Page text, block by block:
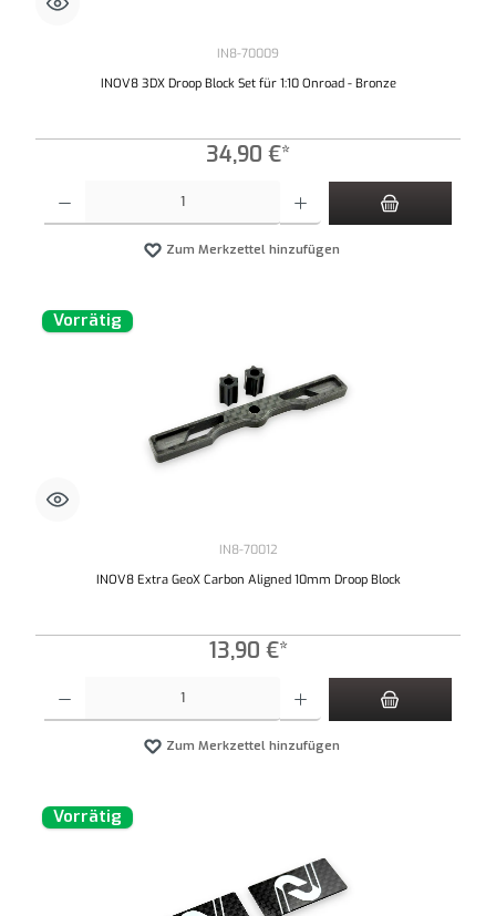
IN8-70009
INOV8 3DX Droop Block Set für 1:10 Onroad - Bronze
34,90 €*
Zum Merkzettel hinzufügen
Vorrätig
IN8-70012
INOV8 Extra GeoX Carbon Aligned 10mm Droop Block
13,90 €*
Zum Merkzettel hinzufügen
Vorrätig